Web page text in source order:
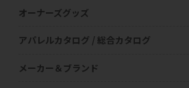
オーナーズグッズ
アパレルカタログ / 総合カタログ
メーカー＆ブランド